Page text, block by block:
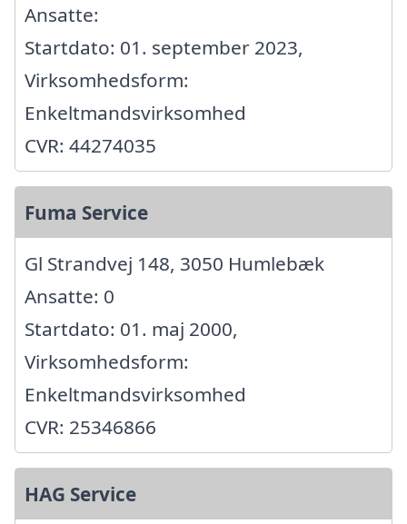
Ansatte:
Startdato: 01. september 2023,
Virksomhedsform:
Enkeltmandsvirksomhed
CVR: 44274035
Fuma Service
Gl Strandvej 148, 3050 Humlebæk
Ansatte: 0
Startdato: 01. maj 2000,
Virksomhedsform:
Enkeltmandsvirksomhed
CVR: 25346866
HAG Service